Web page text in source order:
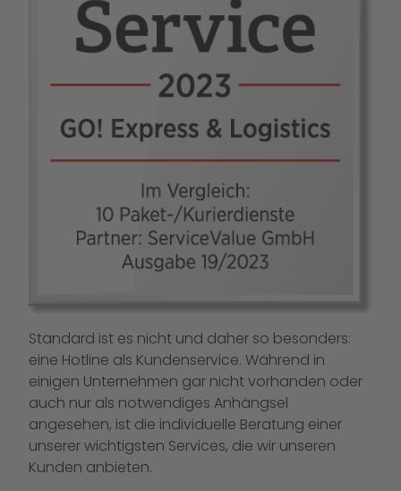
Standard ist es nicht und daher so besonders:
eine Hotline als Kundenservice. Während in
einigen Unternehmen gar nicht vorhanden oder
auch nur als notwendiges Anhängsel
angesehen, ist die individuelle Beratung einer
unserer wichtigsten Services, die wir unseren
Kunden anbieten.